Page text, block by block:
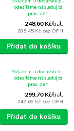
248,60 Kč/bal.
205,45 Kč bez DPH
odesíláme následující
prac. den
Přidat do košíku
299,70 Kč/bal.
247,69 Kč bez DPH
Skladem u dodavatele -
odesíláme následující
prac. den
Přidat do košíku